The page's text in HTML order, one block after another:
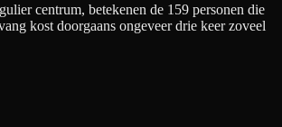
centrum, betekenen de 159 personen die
kost doorgaans ongeveer drie keer zoveel